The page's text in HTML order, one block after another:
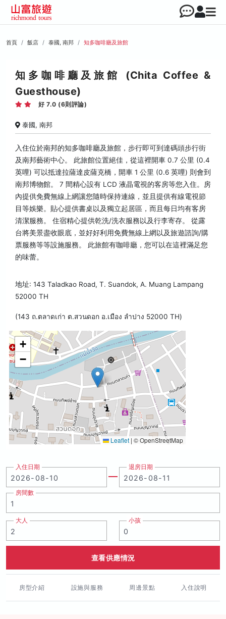
首頁 飯店 泰國, 南邦 知多咖啡廳及旅館
知多咖啡廳及旅館 (Chita Coffee &
Guesthouse)
好 7.0 (6則評論)
泰國, 南邦
入住位於南邦的知多咖啡廳及旅館，步行即可到達碼頭步行街
及南邦藝術中心。 此旅館位置絕佳，從這裡開車 0.7 公里 (0.4
英哩) 可以抵達拉薩達皮薩克橋，開車 1 公里 (0.6 英哩) 則會到
南邦博物館。 7 間精心設有 LCD 液晶電視的客房等您入住。房
內提供免費無線上網讓您隨時保持連線，並且提供有線電視節
目等娛樂。貼心提供書桌以及獨立起居區，而且每日均有客房
清潔服務。 住宿精心提供乾洗/洗衣服務以及行李寄存。 從露
台將美景盡收眼底，並好好利用免費無線上網以及旅遊諮詢/購
票服務等等設施服務。 此旅館有咖啡廳，您可以在這裡滿足您
的味蕾。
地址: 143 Taladkao Road, T. Suandok, A. Muang Lampang
52000 TH
(143 ถ.ตลาดเก่า ต.สวนดอก อ.เมือง ลำปาง 52000 TH)
+
−
Leaflet | © OpenStreetMap
入住日期 退房日期
房間數
大人 小孩
查看供應情況
房型介紹 設施與服務 周邊景點 入住說明